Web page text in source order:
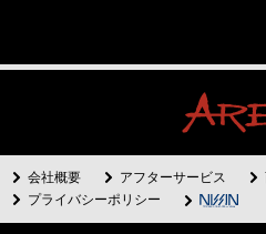
会社概要 アフターサービス
プライバシーポリシー